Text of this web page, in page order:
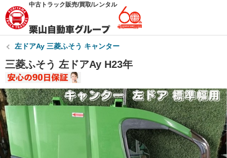
中古トラック販売/買取/レンタル
左ドアAy 三菱ふそう キャンター
三菱ふそう 左ドアAy H23年